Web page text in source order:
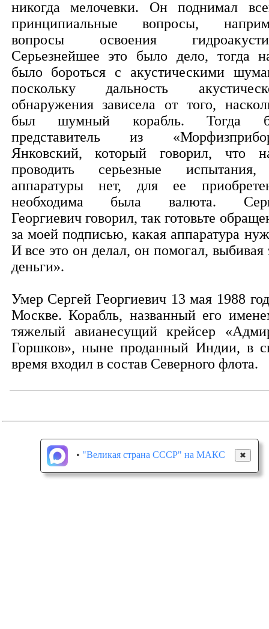
никогда мелочевки. Он поднимал
принципиальные вопросы,
вопросы освоения
Серьезнейшее это было дело, тогда
было бороться с акустическими
поскольку дальность
обнаружения зависела от того,
был шумный корабль. Тогда
представитель из
Янковский, который говорил, что
проводить серьезные
аппаратуры нет, для ее
необходима была валюта.
Георгиевич говорил, так готовьте
за моей подписью, какая аппаратура
И все это он делал, он помогал, выбивая
деньги».
Умер Сергей Георгиевич 13 мая 1988
Москве. Корабль, названный его
тяжелый авианесущий крейсер
Горшков», ныне проданный Индии, в
время входил в состав Северного флота.
• "Великая страна СССР" на МАКС ✖